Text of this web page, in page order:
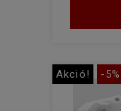
Akció! -5%